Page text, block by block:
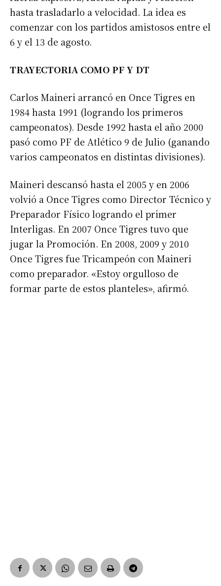
Suscribirme gratis
Dirección de correo electrónico*
Nombre
Número de teléfono
hasta trasladarlo a velocidad. La idea es
comenzar con los partidos amistosos entre el
6 y el 13 de agosto.
TRAYECTORIA COMO PF Y DT
Carlos Maineri arrancó en Once Tigres en
1984 hasta 1991 (logrando los primeros
campeonatos). Desde 1992 hasta el año 2000
pasó como PF de Atlético 9 de Julio (ganando
varios campeonatos en distintas divisiones).
Maineri descansó hasta el 2005 y en 2006
volvió a Once Tigres como Director Técnico y
Preparador Físico logrando el primer
Interligas. En 2007 Once Tigres tuvo que
jugar la Promoción. En 2008, 2009 y 2010
Once Tigres fue Tricampeón con Maineri
como preparador. «Estoy orgulloso de
formar parte de estos planteles», afirmó.